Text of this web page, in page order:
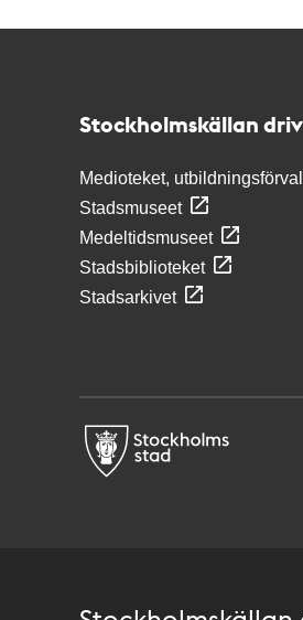
Stockholmskällan
Medioteket,
Stadsmuseet
Medeltidsmuseet
Stadsbiblioteket
Stadsarkivet